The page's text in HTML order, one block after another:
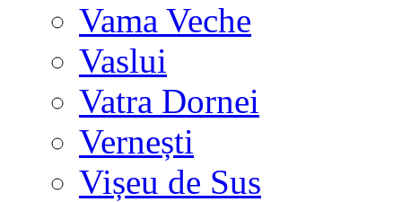
Vama Veche
Vaslui
Vatra Dornei
Vernești
Vișeu de Sus